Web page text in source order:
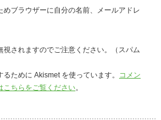
めブラウザーに自分の名前、メールアドレ
視されますのでご注意ください。（スパム
ために Akismet を使っています。 コメン
こちらをご覧ください。